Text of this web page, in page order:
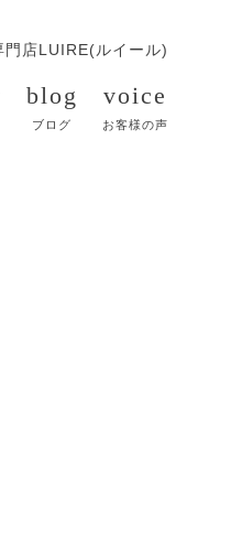
門店LUIRE(ルイール)
blog
ブログ
voice
お客様の声